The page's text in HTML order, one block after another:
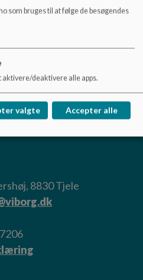
skole 24.03.22.pdf
Referat.pdf
8830 Tjele
som bruges til at følge de besøgendes
deaktivere alle apps.
valgte Accepter alle